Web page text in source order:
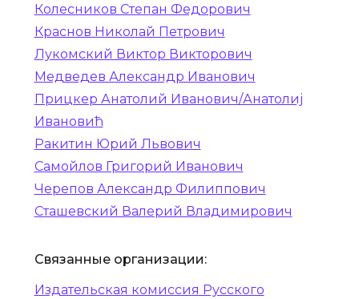
Колесников Степан Федорович
Краснов Николай Петрович
Лукомский Виктор Викторович
Медведев Александр Иванович
Прицкер Анатолий Иванович/Анатолиј
Ивановић
Ракитин Юрий Львович
Самойлов Григорий Иванович
Черепов Александр Филиппович
Сташевский Валерий Владимирович
Связанные организации:
Издательская комиссия Русского